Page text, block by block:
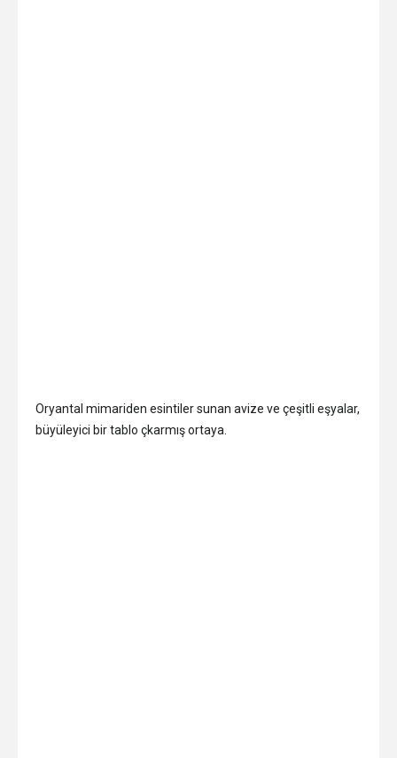
Oryantal mimariden esintiler sunan avize ve çeşitli eşyalar,
büyüleyici bir tablo çkarmış ortaya.